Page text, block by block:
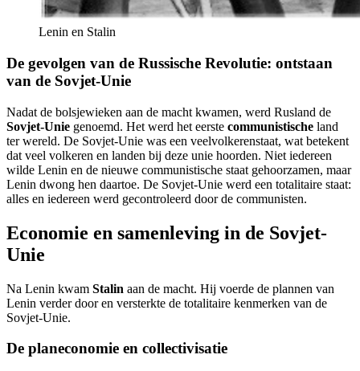
Lenin en Stalin
De gevolgen van de Russische Revolutie: ontstaan
van de Sovjet-Unie
Nadat de bolsjewieken aan de macht kwamen, werd Rusland de
Sovjet-Unie genoemd. Het werd het eerste communistische land
ter wereld. De Sovjet-Unie was een veelvolkerenstaat, wat betekent
dat veel volkeren en landen bij deze unie hoorden. Niet iedereen
wilde Lenin en de nieuwe communistische staat gehoorzamen, maar
Lenin dwong hen daartoe. De Sovjet-Unie werd een totalitaire staat:
alles en iedereen werd gecontroleerd door de communisten.
Economie en samenleving in de Sovjet-
Unie
Na Lenin kwam Stalin aan de macht. Hij voerde de plannen van
Lenin verder door en versterkte de totalitaire kenmerken van de
Sovjet-Unie.
De planeconomie en collectivisatie